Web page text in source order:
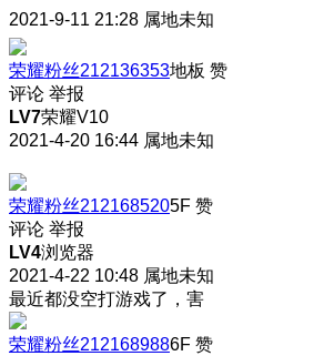
2021-9-11 21:28 属地未知
荣耀粉丝212136353地板 赞
评论 举报
LV7荣耀V10
2021-4-20 16:44 属地未知
荣耀粉丝2121685205F 赞
评论 举报
LV4浏览器
2021-4-22 10:48 属地未知
最近都没空打游戏了，害
荣耀粉丝2121689886F 赞